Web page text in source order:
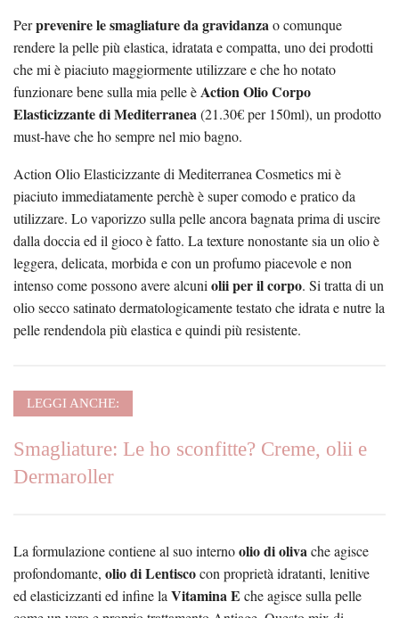
Perprevenire le smagliature da gravidanzao comunque
rendere la pelle più elastica, idratata e compatta, uno dei prodotti
che mi è piaciuto maggiormente utilizzare e che ho notato
funzionare bene sulla mia pelle èAction Olio Corpo
Elasticizzante di Mediterranea(21.30€ per 150ml), un prodotto
must-have che ho sempre nel mio bagno.
Action Olio Elasticizzante di Mediterranea Cosmetics mi è
piaciuto immediatamente perchè è super comodo e pratico da
utilizzare. Lo vaporizzo sulla pelle ancora bagnata prima di uscire
dalla doccia ed il gioco è fatto. La texture nonostante sia un olio è
leggera, delicata, morbida e con un profumo piacevole e non
intenso come possono avere alcuni olii per il corpo. Si tratta di un
olio secco satinato dermatologicamente testato che idrata e nutre la
pelle rendendola più elastica e quindi più resistente.
LEGGI ANCHE:
Smagliature: Le ho sconfitte? Creme, olii e
Dermaroller
La formulazione contiene al suo internoolio di olivache agisce
profondomante, olio di Lentiscocon proprietà idratanti, lenitive
ed elasticizzanti ed infine la Vitamina E che agisce sulla pelle